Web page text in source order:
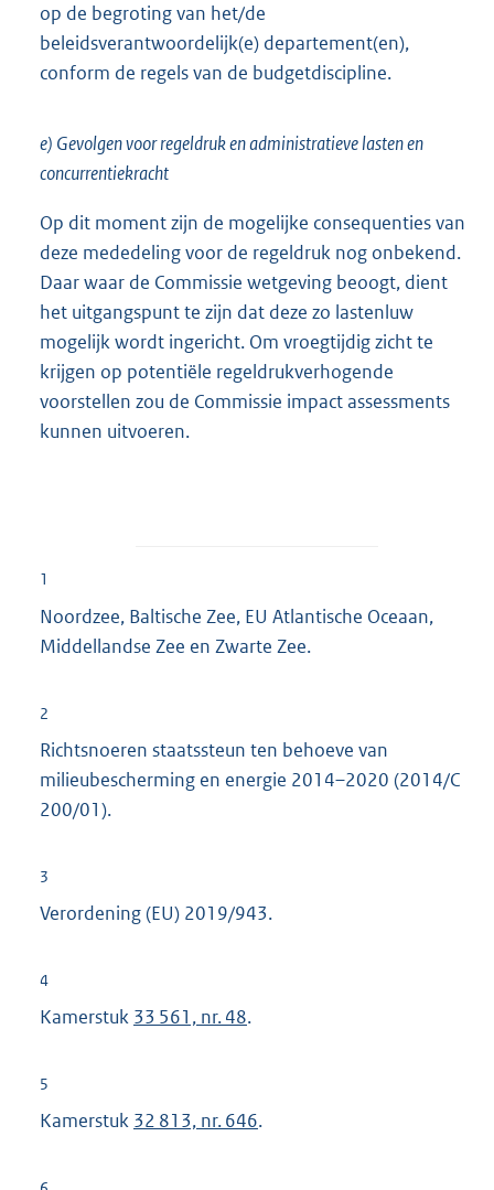
op de begroting van het/de
beleidsverantwoordelijk(e) departement(en),
conform de regels van de budgetdiscipline.
e) Gevolgen voor regeldruk en administratieve lasten en
concurrentiekracht
Op dit moment zijn de mogelijke consequenties van
deze mededeling voor de regeldruk nog onbekend.
Daar waar de Commissie wetgeving beoogt, dient
het uitgangspunt te zijn dat deze zo lastenluw
mogelijk wordt ingericht. Om vroegtijdig zicht te
krijgen op potentiële regeldrukverhogende
voorstellen zou de Commissie impact assessments
kunnen uitvoeren.
1
Noordzee, Baltische Zee, EU Atlantische Oceaan,
Middellandse Zee en Zwarte Zee.
2
Richtsnoeren staatssteun ten behoeve van
milieubescherming en energie 2014–2020 (2014/C
200/01).
3
Verordening (EU) 2019/943.
4
Kamerstuk 33 561, nr. 48.
5
Kamerstuk 32 813, nr. 646.